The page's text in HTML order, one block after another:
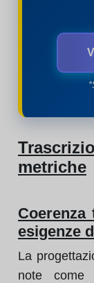
metriche
Coerenza
esigenze
La
note come